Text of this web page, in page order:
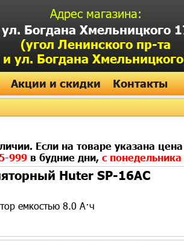
Адрес магазина:
ул. Богдана Хмельницкого
(угол Ленинского пр-та
и ул. Богдана
Акции и скидки Контакты
Если на товаре указана
999 в будние дни, с
Huter SP-16AC
емкостью 8.0 А·ч